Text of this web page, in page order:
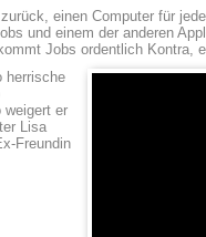
einen Computer für
und einem der anderen
Jobs ordentlich Kontra,
herrische
weigert er
Lisa
Freundin